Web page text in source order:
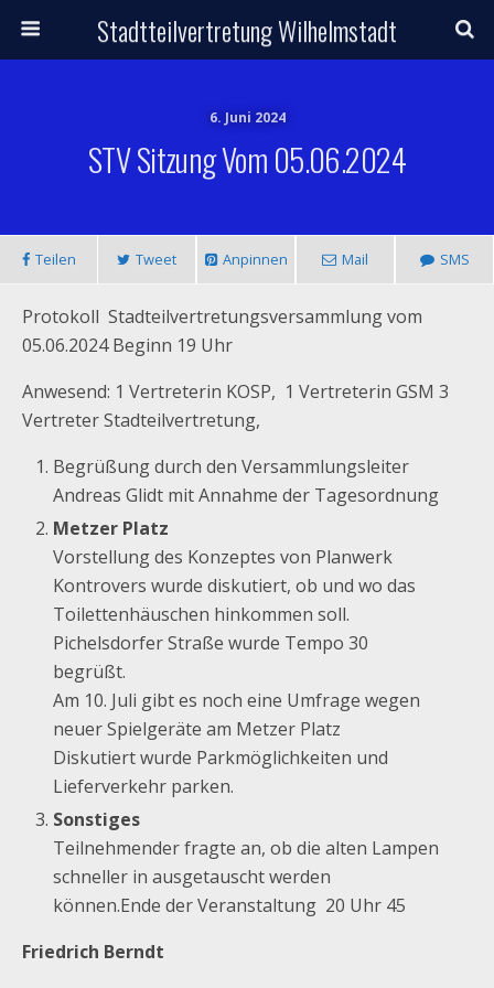
Stadtteilvertretung Wilhelmstadt
6. Juni 2024
STV Sitzung Vom 05.06.2024
Teilen Tweet Anpinnen Mail SMS
Protokoll Stadteilvertretungsversammlung vom
05.06.2024 Beginn 19 Uhr
Anwesend: 1 Vertreterin KOSP, 1 Vertreterin GSM 3
Vertreter Stadteilvertretung,
Begrüßung durch den Versammlungsleiter
Andreas Glidt mit Annahme der Tagesordnung
Metzer Platz
Vorstellung des Konzeptes von Planwerk
Kontrovers wurde diskutiert, ob und wo das
Toilettenhäuschen hinkommen soll.
Pichelsdorfer Straße wurde Tempo 30
begrüßt.
Am 10. Juli gibt es noch eine Umfrage wegen
neuer Spielgeräte am Metzer Platz
Diskutiert wurde Parkmöglichkeiten und
Lieferverkehr parken.
Sonstiges
Teilnehmender fragte an, ob die alten Lampen
schneller in ausgetauscht werden
können.Ende der Veranstaltung 20 Uhr 45
Friedrich Berndt